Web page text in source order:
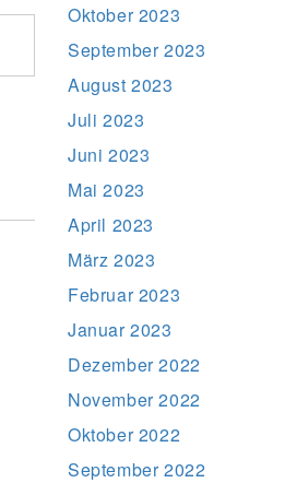
Oktober 2023
September 2023
August 2023
Juli 2023
Juni 2023
Mai 2023
April 2023
März 2023
Februar 2023
Januar 2023
Dezember 2022
November 2022
Oktober 2022
September 2022